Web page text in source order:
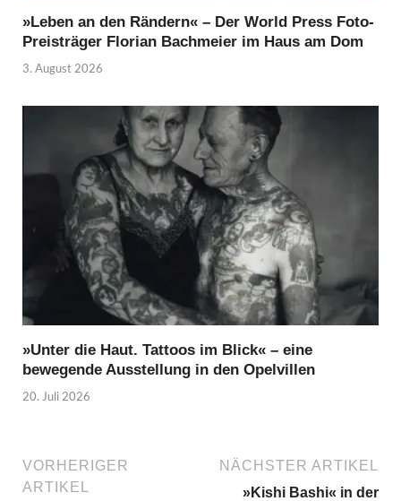
»Leben an den Rändern« – Der World Press Foto-
Preisträger Florian Bachmeier im Haus am Dom
3. August 2026
»Unter die Haut. Tattoos im Blick« – eine
bewegende Ausstellung in den Opelvillen
20. Juli 2026
VORHERIGER
ARTIKEL
NÄCHSTER ARTIKEL
»Kishi Bashi« in der